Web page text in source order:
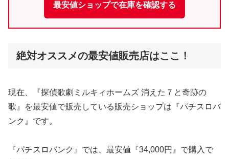
最安値ショップで在庫を確認する
絶対オススメの最安値販売店はここ！
現在、『探偵歌劇ミルキィホームズ 消えた７と奇跡の
歌』を最安値で販売している販売ショップは『パチスロバ
ンク』です。
『パチスロバンク』では、最安値『34,000円』で購入で